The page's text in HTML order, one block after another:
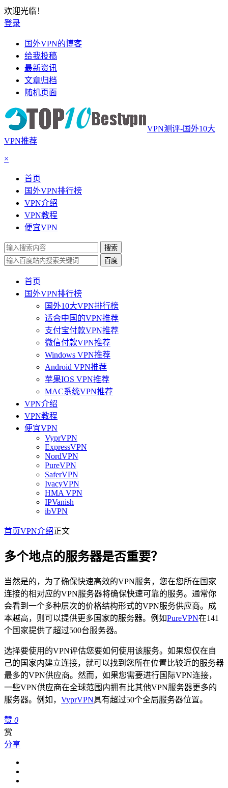
欢迎光临！
登录
国外VPN的博客
给我投稿
最新资讯
文章归档
随机页面
VPN测评-国外10大
VPN推荐
×
首页
国外VPN排行榜
VPN介绍
VPN教程
便宜VPN
搜索
百度
首页
国外VPN排行榜
国外10大VPN排行榜
适合中国的VPN推荐
支付宝付款VPN推荐
微信付款VPN推荐
Windows VPN推荐
Android VPN推荐
苹果IOS VPN推荐
MAC系统VPN推荐
VPN介绍
VPN教程
便宜VPN
VyprVPN
ExpressVPN
NordVPN
PureVPN
SaferVPN
IvacyVPN
HMA VPN
IPVanish
ibVPN
首页VPN介绍正文
多个地点的服务器是否重要？
当然是的，为了确保快速高效的VPN服务，您在您所在国家
连接的相对应的VPN服务器将确保快速可靠的服务。通常你
会看到一个多种层次的价格结构形式的VPN服务供应商。成
本越高，则可以提供更多国家的服务器。例如PureVPN在141
个国家提供了超过500台服务器。
选择要使用的VPN评估您要如何使用该服务。如果您仅在自
己的国家内建立连接，就可以找到您所在位置比较近的服务器
最多的VPN供应商。然而，如果您需要进行国际VPN连接，
一些VPN供应商在全球范围内拥有比其他VPN服务器更多的
服务器。例如， VyprVPN具有超过50个全局服务器位置。
赞 0
赏
分享